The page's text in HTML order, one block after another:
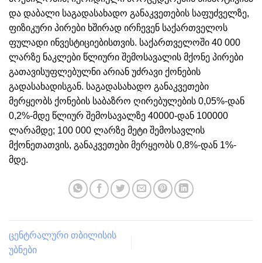
და დაბალი საგადასახადო განაკვეთების საფუძველზე,
ფიზიკური პირები ხშირად ირჩევენ საქართველოს
ფულადი ინვესტიციებისთვის. საქართველოში 40 000
ლარზე ნაკლები წლიური შემოსავალის მქონე პირები
გათავისუფლებულნი არიან უძრავი ქონების
გადასახადისგან. საგადასახადო განაკვეთები
მერყეობს ქონების საბაზრო ღირებულების 0,05%-დან
0,2%-მდე წლიურ შემოსავალზე 40000-დან 100000
ლარამდე; 100 000 ლარზე მეტი შემოსავლის
მქონეთათვის, განაკვეთები მერყეობს 0,8%-დან 1%-
მდე.
ცენტრალური თბილისის
უბნები